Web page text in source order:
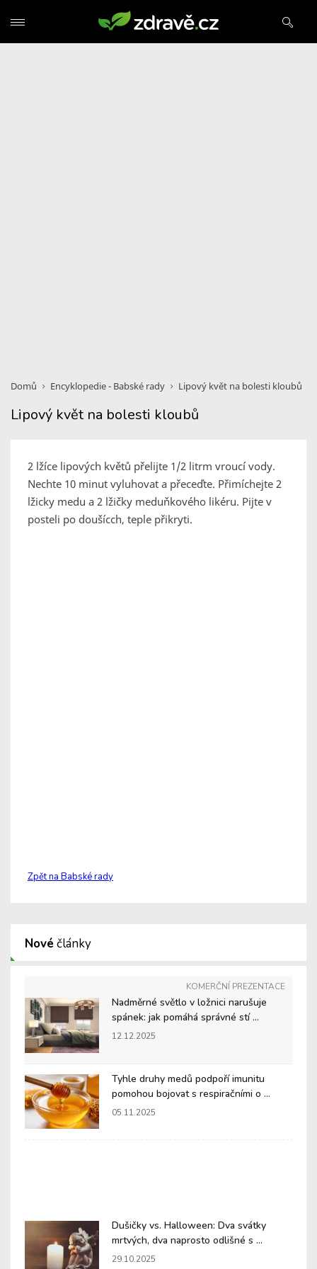
Domů Encyklopedie - Babské rady Lipový květ na bolesti kloubů
Lipový květ na bolesti kloubů
2 lžíce lipových květů přelijte 1/2 litrm vroucí vody.
Nechte 10 minut vyluhovat a přeceďte. Přimíchejte 2
lžicky medu a 2 lžičky meduňkového likéru. Pijte v
posteli po doušícch, teple přikryti.
Zpět na Babské rady
Nové články
KOMERČNÍ PREZENTACE
Nadměrné světlo v ložnici narušuje
spánek: jak pomáhá správné stí ...
12.12.2025
Tyhle druhy medů podpoří imunitu
pomohou bojovat s respiračními o ...
05.11.2025
Dušičky vs. Halloween: Dva svátky
mrtvých, dva naprosto odlišné s ...
29.10.2025